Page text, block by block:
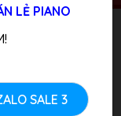
Piano Điện
LẺ PIANO
SALE 3